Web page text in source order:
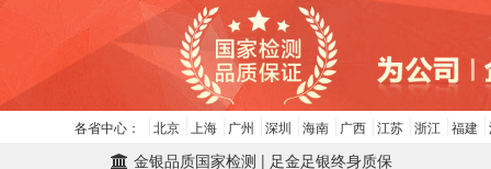
各省中心： 北京 上海 广州 深圳 海南 广西 江苏 浙江 福建
金银品质国家检测 | 足金足银终身质保